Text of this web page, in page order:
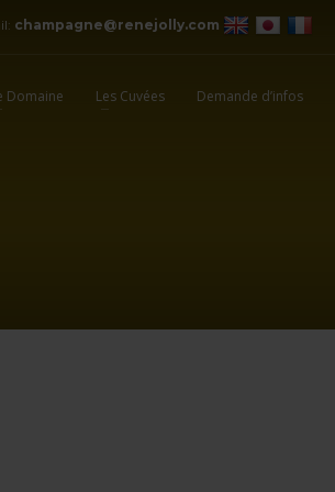
champagne@renejolly.com
Domaine Les Cuvées Demande d’infos